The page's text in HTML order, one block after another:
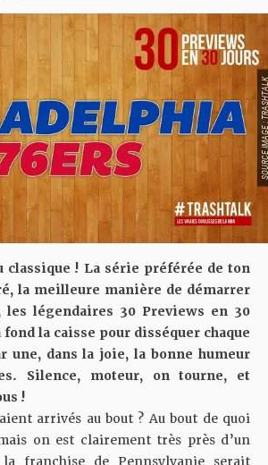
SOURCE
classique ! La série préférée de ton
la meilleure manière de démarrer
les légendaires 30 Previews en 30
la caisse pour disséquer chaque
une, dans la joie, la bonne humeur
Silence, moteur, on tourne, et
!
arrivés au bout ? Au bout de quoi
on est clairement très près d’un
franchise de Pennsylvanie serait